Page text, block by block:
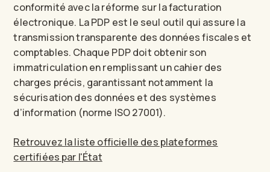
conformité avec la réforme sur la facturation
électronique. La PDP est le seul outil qui assure la
transmission transparente des données fiscales et
comptables. Chaque PDP doit obtenir son
immatriculation en remplissant un cahier des
charges précis, garantissant notamment la
sécurisation des données et des systèmes
d’information (norme ISO 27001).
Retrouvez la liste officielle des plateformes
certifiées par l'État